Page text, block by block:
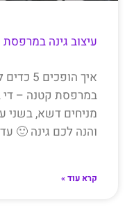
עיצוב גינה
איך
במרפסת קטנה –
מניחים דשא, בשני
והנה לכם גינה 🙂 עד
קרא עוד »